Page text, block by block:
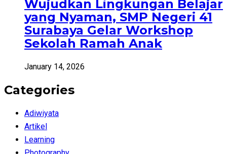
Wujudkan Lingkungan Belajar
yang Nyaman, SMP Negeri 41
Surabaya Gelar Workshop
Sekolah Ramah Anak
January 14, 2026
Categories
Adiwiyata
Artikel
Learning